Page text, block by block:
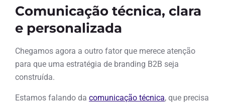
Comunicação técnica, clara
e personalizada
Chegamos agora a outro fator que merece atenção
para que uma estratégia de branding B2B seja
construída.
Estamos falando da comunicação técnica, que precisa